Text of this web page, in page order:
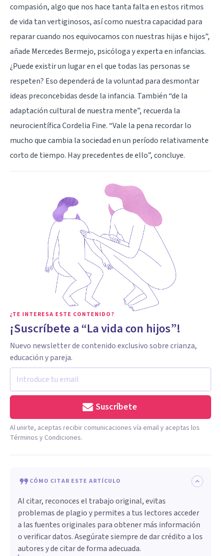
compasión, algo que nos hace tanta falta en estos ritmos
de vida tan vertiginosos, así como nuestra capacidad para
reparar cuando nos equivocamos con nuestras hijas e hijos”,
añade Mercedes Bermejo, psicóloga y experta en infancias.
¿Puede existir un lugar en el que todas las personas se
respeten? Eso dependerá de la voluntad para desmontar
ideas preconcebidas desde la infancia. También “de la
adaptación cultural de nuestra mente”, recuerda la
neurocientífica Cordelia Fine. “Vale la pena recordar lo
mucho que cambia la sociedad en un período relativamente
corto de tiempo. Hay precedentes de ello”, concluye.
¿TE INTERESA ESTE CONTENIDO?
¡Suscríbete a “La vida con hijos”!
Nuevo newsletter de contenido exclusivo sobre crianza,
educación y pareja.
Suscríbete
Al unirte, aceptas recibir comunicaciones vía email y aceptas los
Términos y Condiciones.
CÓMO CITAR ESTE ARTÍCULO
Al citar, reconoces el trabajo original, evitas
problemas de plagio y permites a tus lectores acceder
a las fuentes originales para obtener más información
o verificar datos. Asegúrate siempre de dar crédito a los
autores y de citar de forma adecuada.